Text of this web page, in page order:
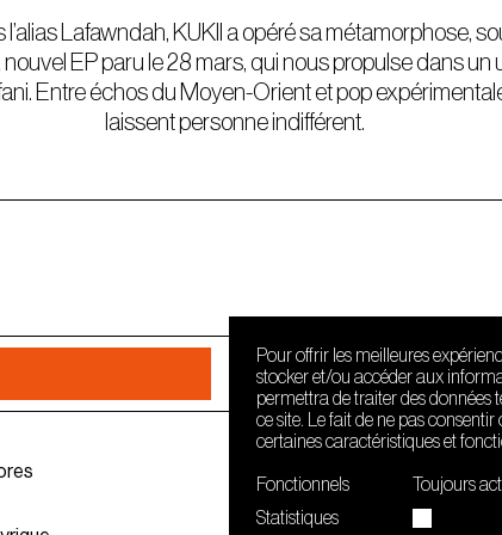
Lafawndah, KUKII a opéré sa métamorphose,
nouvel EP paru le 28 mars, qui nous propulse dans
Entre échos du Moyen-Orient et pop
laissent personne indifférent.
Pour offrir les meilleures
stocker et/ou accéder aux
permettra de traiter des données
ce site. Le fait de ne pas
certaines caractéristiques et
Fonctionnels
Toujours
Statistiques